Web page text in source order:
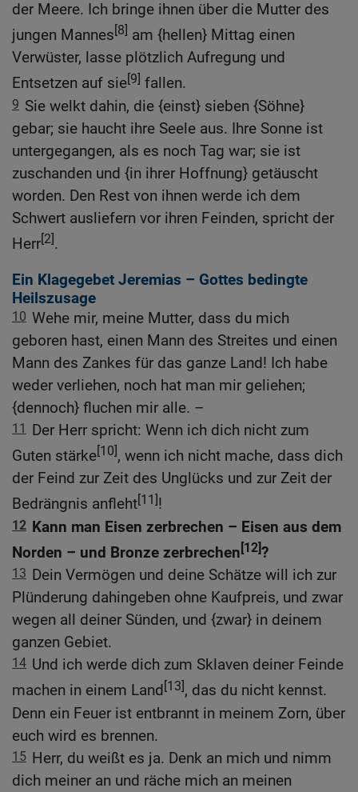
der Meere. Ich bringe ihnen über die Mutter des
jungen Mannes[8] am {hellen} Mittag einen
Verwüster, lasse plötzlich Aufregung und
Entsetzen auf sie[9] fallen.
9 Sie welkt dahin, die {einst} sieben {Söhne}
gebar; sie haucht ihre Seele aus. Ihre Sonne ist
untergegangen, als es noch Tag war; sie ist
zuschanden und {in ihrer Hoffnung} getäuscht
worden. Den Rest von ihnen werde ich dem
Schwert ausliefern vor ihren Feinden, spricht der
Herr[2].
Ein Klagegebet Jeremias – Gottes bedingte
Heilszusage
10 Wehe mir, meine Mutter, dass du mich
geboren hast, einen Mann des Streites und einen
Mann des Zankes für das ganze Land! Ich habe
weder verliehen, noch hat man mir geliehen;
{dennoch} fluchen mir alle. –
11 Der Herr spricht: Wenn ich dich nicht zum
Guten stärke[10], wenn ich nicht mache, dass dich
der Feind zur Zeit des Unglücks und zur Zeit der
Bedrängnis anfleht[11]!
12 Kann man Eisen zerbrechen – Eisen aus dem
Norden – und Bronze zerbrechen [12]?
13 Dein Vermögen und deine Schätze will ich zur
Plünderung dahingeben ohne Kaufpreis, und zwar
wegen all deiner Sünden, und {zwar} in deinem
ganzen Gebiet.
14 Und ich werde dich zum Sklaven deiner Feinde
machen in einem Land[13], das du nicht kennst.
Denn ein Feuer ist entbrannt in meinem Zorn, über
euch wird es brennen.
15 Herr, du weißt es ja. Denk an mich und nimm
dich meiner an und räche mich an meinen